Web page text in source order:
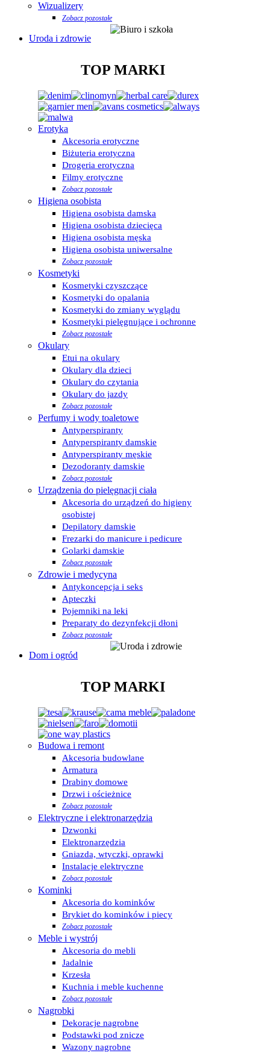
Wizualizery
Zobacz pozostałe
Uroda i zdrowie
TOP MARKI
Erotyka
Akcesoria erotyczne
Biżuteria erotyczna
Drogeria erotyczna
Filmy erotyczne
Zobacz pozostałe
Higiena osobista
Higiena osobista damska
Higiena osobista dziecięca
Higiena osobista męska
Higiena osobista uniwersalne
Zobacz pozostałe
Kosmetyki
Kosmetyki czyszczące
Kosmetyki do opalania
Kosmetyki do zmiany wyglądu
Kosmetyki pielęgnujące i ochronne
Zobacz pozostałe
Okulary
Etui na okulary
Okulary dla dzieci
Okulary do czytania
Okulary do jazdy
Zobacz pozostałe
Perfumy i wody toaletowe
Antyperspiranty
Antyperspiranty damskie
Antyperspiranty męskie
Dezodoranty damskie
Zobacz pozostałe
Urządzenia do pielęgnacji ciała
Akcesoria do urządzeń do higieny
osobistej
Depilatory damskie
Frezarki do manicure i pedicure
Golarki damskie
Zobacz pozostałe
Zdrowie i medycyna
Antykoncepcja i seks
Apteczki
Pojemniki na leki
Preparaty do dezynfekcji dłoni
Zobacz pozostałe
Dom i ogród
TOP MARKI
Budowa i remont
Akcesoria budowlane
Armatura
Drabiny domowe
Drzwi i ościeżnice
Zobacz pozostałe
Elektryczne i elektronarzędzia
Dzwonki
Elektronarzędzia
Gniazda, wtyczki, oprawki
Instalacje elektryczne
Zobacz pozostałe
Kominki
Akcesoria do kominków
Brykiet do kominków i piecy
Zobacz pozostałe
Meble i wystrój
Akcesoria do mebli
Jadalnie
Krzesła
Kuchnia i meble kuchenne
Zobacz pozostałe
Nagrobki
Dekoracje nagrobne
Podstawki pod znicze
Wazony nagrobne